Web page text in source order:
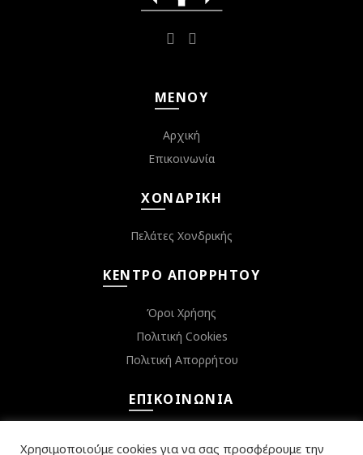
ΜΕΝΟΎ
Αρχική
Επικοινωνία
ΧΟΝΔΡΙΚΉ
Πελάτες Χονδρικής
ΚΈΝΤΡΟ ΑΠΟΡΡΉΤΟΥ
Όροι Χρήσης
Πολιτική Cookies
Πολιτική Απορρήτου
ΕΠΙΚΟΙΝΩΝΊΑ
Κεφαλληνίας 6, Αργυρούπολη 16452
Χρησιμοποιούμε cookies για να σας προσφέρουμε την